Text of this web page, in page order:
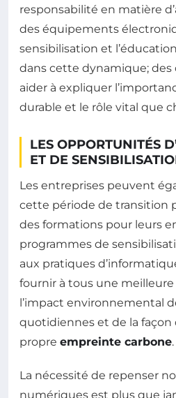
responsabilité en matière
des équipements
sensibilisation et
dans cette dynamique;
aider à expliquer
durable et le rôle vital que
LES OPPORTUNITÉS
ET DE
Les entreprises peuvent
cette période de transition
des formations pour leurs
programmes de
aux pratiques
fournir à tous une
l’impact environnemental
quotidiennes et de la façon
propre empreinte carbone.
La nécessité de repenser
numériques est plus que